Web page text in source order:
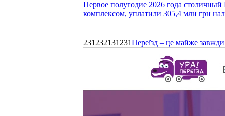
Первое полугодие 2026 года
комплексом, уплатили 305,4 млн грн
231232131231Переїзд – це майже